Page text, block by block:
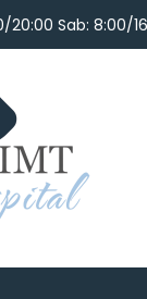
20:00 Sab: 8:00/